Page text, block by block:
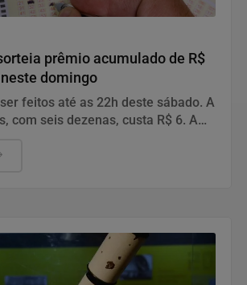
prêmio acumulado de R$
domingo
feitos até as 22h deste sábado. A
com seis dezenas, custa R$ 6. A